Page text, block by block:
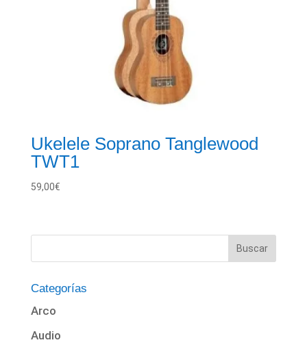
Ukelele Soprano Tanglewood
TWT1
59,00€
Categorías
Arco
Audio